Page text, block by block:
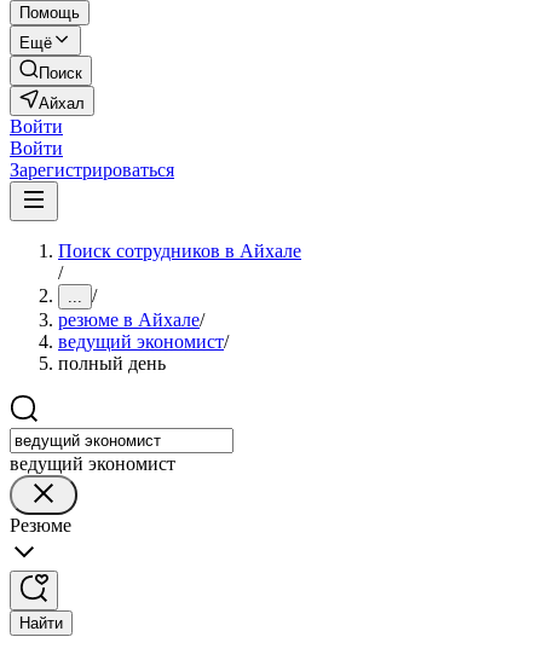
Помощь
Ещё
Поиск
Айхал
Войти
Войти
Зарегистрироваться
Поиск сотрудников в Айхале
/
... /
резюме в Айхале/
ведущий экономист/
полный день
ведущий экономист
Резюме
Найти